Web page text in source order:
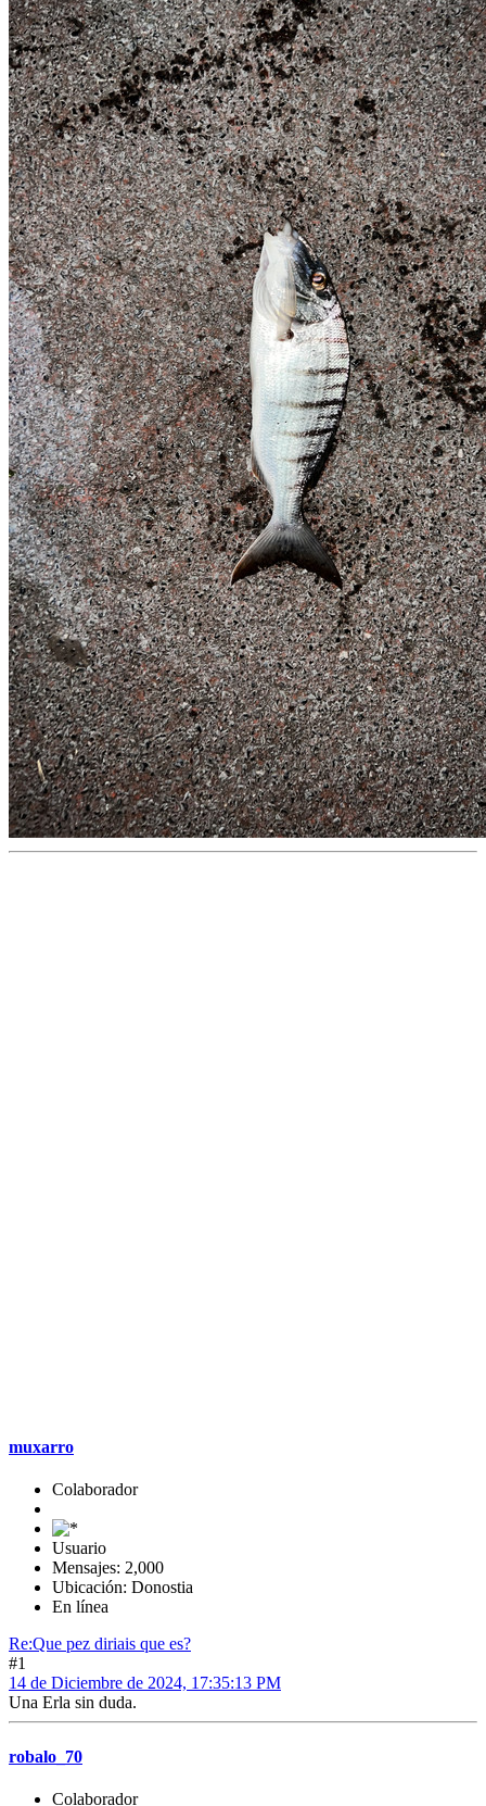
muxarro
Colaborador
Usuario
Mensajes: 2,000
Ubicación: Donostia
En línea
Re:Que pez diriais que es?
#1
14 de Diciembre de 2024, 17:35:13 PM
Una Erla sin duda.
robalo_70
Colaborador